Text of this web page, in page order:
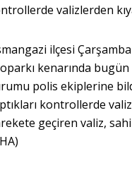
valizlerden
ilçesi
kenarında
polis ekiplerine
kontrollerde
geçiren valiz,